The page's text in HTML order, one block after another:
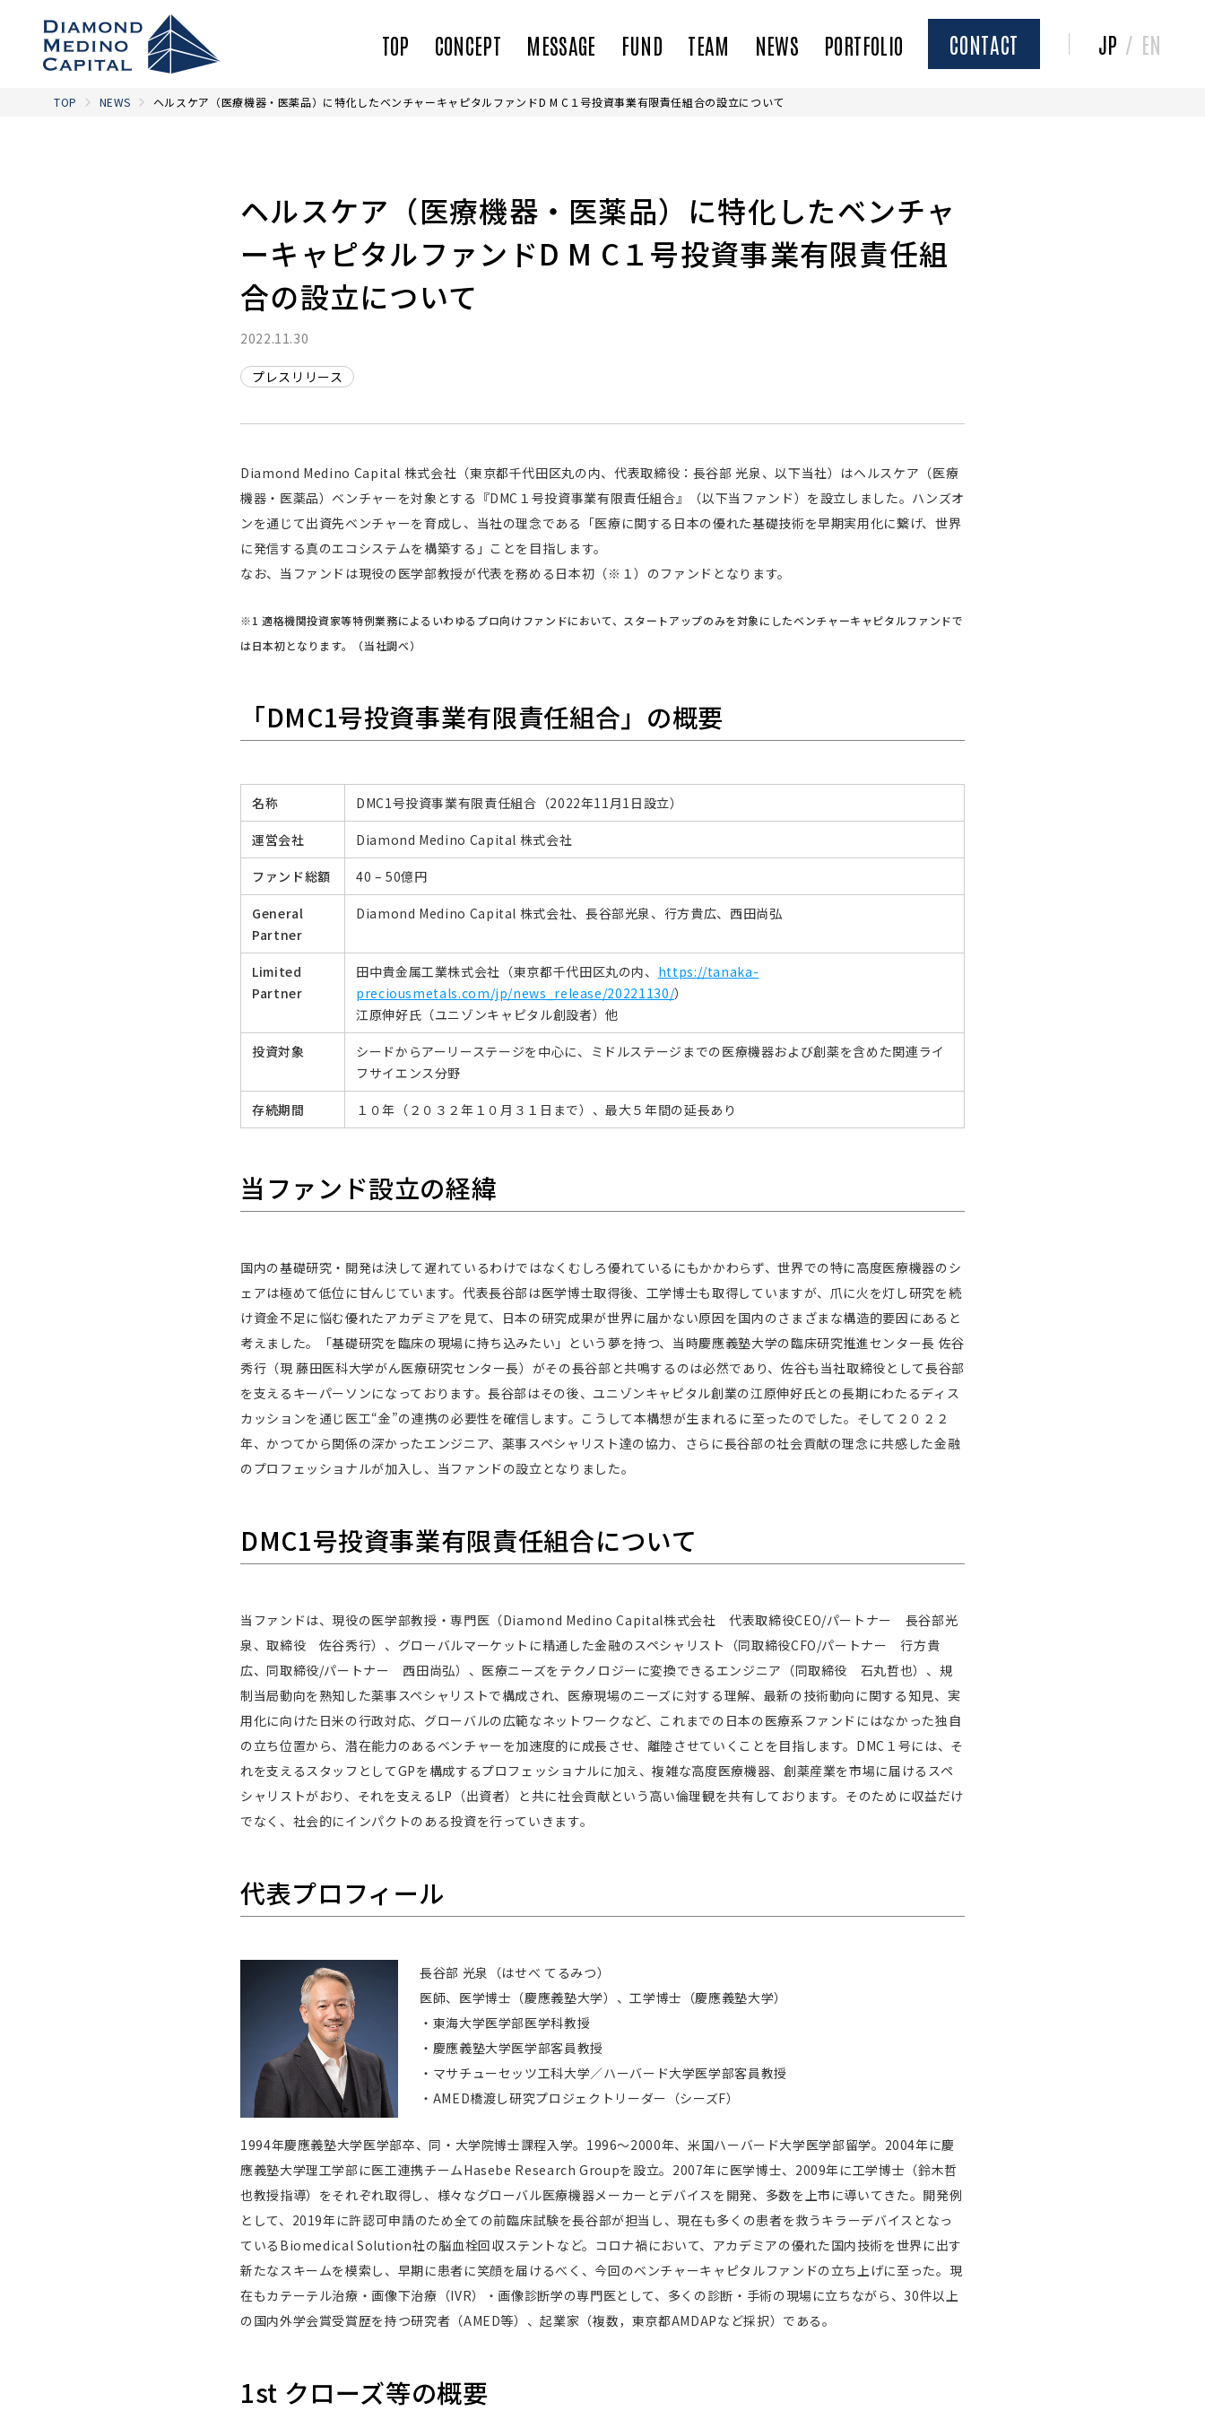
TOP CONCEPT MESSAGE FUND TEAM NEWS PORTFOLIO CONTACT JP / EN
TOP NEWS ヘルスケア（医療機器・医薬品）に特化したベンチャーキャピタルファンドD M C１号投資事業有限責任組合の設立について
ヘルスケア（医療機器・医薬品）に特化したベンチャ
ーキャピタルファンドD M C１号投資事業有限責任組
合の設立について
2022.11.30
プレスリリース
Diamond Medino Capital 株式会社（東京都千代田区丸の内、代表取締役：長谷部 光泉、以下当社）はヘルスケア（医療
機器・医薬品）ベンチャーを対象とする『DMC１号投資事業有限責任組合』（以下当ファンド）を設立しました。ハンズオ
ンを通じて出資先ベンチャーを育成し、当社の理念である「医療に関する日本の優れた基礎技術を早期実用化に繋げ、世界
に発信する真のエコシステムを構築する」ことを目指します。
なお、当ファンドは現役の医学部教授が代表を務める日本初（※１）のファンドとなります。
※1 適格機関投資家等特例業務によるいわゆるプロ向けファンドにおいて、スタートアップのみを対象にしたベンチャーキャピタルファンドで
は日本初となります。（当社調べ）
「DMC1号投資事業有限責任組合」の概要
名称 DMC1号投資事業有限責任組合（2022年11月1日設立）
運営会社 Diamond Medino Capital 株式会社
ファンド総額 40 – 50億円
General
Partner
Diamond Medino Capital 株式会社、長谷部光泉、行方貴広、西田尚弘
Limited
Partner
田中貴金属工業株式会社（東京都千代田区丸の内、 https://tanaka-
preciousmetals.com/jp/news_release/20221130/）
江原伸好氏（ユニゾンキャピタル創設者）他
投資対象
シードからアーリーステージを中心に、ミドルステージまでの医療機器および創薬を含めた関連ライ
フサイエンス分野
存続期間 １０年（２０３２年１０月３１日まで）、最大５年間の延長あり
当ファンド設立の経緯
国内の基礎研究・開発は決して遅れているわけではなくむしろ優れているにもかかわらず、世界での特に高度医療機器のシ
ェアは極めて低位に甘んじています。代表長谷部は医学博士取得後、工学博士も取得していますが、爪に火を灯し研究を続
け資金不足に悩む優れたアカデミアを見て、日本の研究成果が世界に届かない原因を国内のさまざまな構造的要因にあると
考えました。「基礎研究を臨床の現場に持ち込みたい」という夢を持つ、当時慶應義塾大学の臨床研究推進センター長 佐谷
秀行（現 藤田医科大学がん医療研究センター長）がその長谷部と共鳴するのは必然であり、佐谷も当社取締役として長谷部
を支えるキーパーソンになっております。長谷部はその後、ユニゾンキャピタル創業の江原伸好氏との長期にわたるディス
カッションを通じ医工“金”の連携の必要性を確信します。こうして本構想が生まれるに至ったのでした。そして２０２２
年、かつてから関係の深かったエンジニア、薬事スペシャリスト達の協力、さらに長谷部の社会貢献の理念に共感した金融
のプロフェッショナルが加入し、当ファンドの設立となりました。
DMC1号投資事業有限責任組合について
当ファンドは、現役の医学部教授・専門医（Diamond Medino Capital株式会社 代表取締役CEO/パートナー 長谷部光
泉、取締役 佐谷秀行）、グローバルマーケットに精通した金融のスペシャリスト（同取締役CFO/パートナー 行方貴
広、同取締役/パートナー 西田尚弘）、医療ニーズをテクノロジーに変換できるエンジニア（同取締役 石丸哲也）、規
制当局動向を熟知した薬事スペシャリストで構成され、医療現場のニーズに対する理解、最新の技術動向に関する知見、実
用化に向けた日米の行政対応、グローバルの広範なネットワークなど、これまでの日本の医療系ファンドにはなかった独自
の立ち位置から、潜在能力のあるベンチャーを加速度的に成長させ、離陸させていくことを目指します。DMC１号には、そ
れを支えるスタッフとしてGPを構成するプロフェッショナルに加え、複雑な高度医療機器、創薬産業を市場に届けるスペ
シャリストがおり、それを支えるLP（出資者）と共に社会貢献という高い倫理観を共有しております。そのために収益だけ
でなく、社会的にインパクトのある投資を行っていきます。
代表プロフィール
長谷部 光泉（はせべ てるみつ）
医師、医学博士（慶應義塾大学）、工学博士（慶應義塾大学）
・東海大学医学部医学科教授
・慶應義塾大学医学部客員教授
・マサチューセッツ工科大学／ハーバード大学医学部客員教授
・AMED橋渡し研究プロジェクトリーダー（シーズF）
1994年慶應義塾大学医学部卒、同・大学院博士課程入学。1996〜2000年、米国ハーバード大学医学部留学。2004年に慶
應義塾大学理工学部に医工連携チームHasebe Research Groupを設立。2007年に医学博士、2009年に工学博士（鈴木哲
也教授指導）をそれぞれ取得し、様々なグローバル医療機器メーカーとデバイスを開発、多数を上市に導いてきた。開発例
として、2019年に許認可申請のため全ての前臨床試験を長谷部が担当し、現在も多くの患者を救うキラーデバイスとなっ
ているBiomedical Solution社の脳血栓回収ステントなど。コロナ禍において、アカデミアの優れた国内技術を世界に出す
新たなスキームを模索し、早期に患者に笑顔を届けるべく、今回のベンチャーキャピタルファンドの立ち上げに至った。現
在もカテーテル治療・画像下治療（IVR）・画像診断学の専門医として、多くの診断・手術の現場に立ちながら、30件以上
の国内外学会賞受賞歴を持つ研究者（AMED等）、起業家（複数，東京都AMDAPなど採択）である。
1st クローズ等の概要